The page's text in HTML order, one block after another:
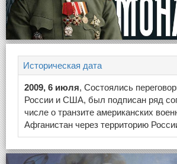
Историческая дата
2009, 6 июля, Состоялись
России и США, был подписан ряд
числе о транзите американских
Афганистан через территорию